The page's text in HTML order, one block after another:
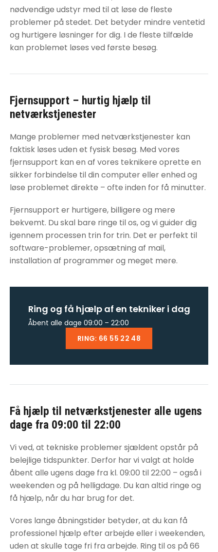
nødvendige udstyr med til at løse de fleste
problemer på stedet. Det betyder mindre ventetid
og hurtigere løsninger for dig. I de fleste tilfælde
kan problemet løses ved første besøg.
Fjernsupport – hurtig hjælp til
netværkstjenester
Mange problemer med netværkstjenester kan
faktisk løses uden et fysisk besøg. Med vores
fjernsupport kan en af vores teknikere oprette en
sikker forbindelse til din computer eller enhed og
løse problemet direkte – ofte inden for få minutter.
Fjernsupport er hurtigere, billigere og mere
bekvemt. Du skal bare ringe til os, og vi guider dig
igennem processen trin for trin. Det er perfekt til
software-problemer, opsætning af mail,
installation af programmer og meget mere.
Ring og få hjælp af en tekniker i dag
Åbent alle dage 09:00 – 22:00
RING: 66 55 22 48
Få hjælp til netværkstjenester alle ugens
dage fra 09:00 til 22:00
Vi ved, at tekniske problemer sjældent opstår på
belejlige tidspunkter. Derfor har vi valgt at holde
åbent alle ugens dage fra kl. 09:00 til 22:00 – også i
weekenden og på helligdage. Du kan altid ringe og
få hjælp, når du har brug for det.
Vores lange åbningstider betyder, at du kan få
professionel hjælp efter arbejde eller i weekenden,
uden at skulle tage fri fra arbejde. Ring til os på 66